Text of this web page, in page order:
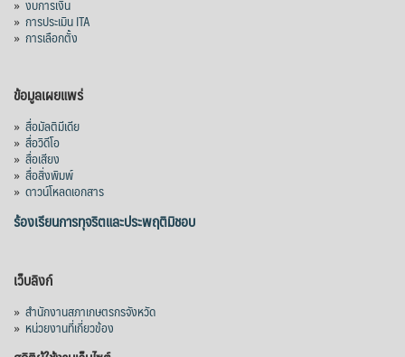
» งบการเงิน
» การประเมิน ITA
» การเลือกตั้ง
ข้อมูลเผยแพร่
» สื่อมัลติมีเดีย
» สื่อวิดีโอ
» สื่อเสียง
» สื่อสิ่งพิมพ์
» ดาวน์โหลดเอกสาร
ร้องเรียนการทุจริตและประพฤติมิชอบ
เว็บลิงก์
» สำนักงานสภาเกษตรกรจังหวัด
» หน่วยงานที่เกี่ยวข้อง